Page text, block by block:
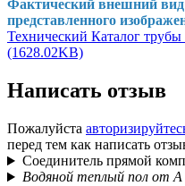
Фактический внешний вид
представленного
Технический Каталог
(1628.02KB)
Написать отзыв
Пожалуйста
перед тем как написать
Соединитель прямой
Водяной теплый пол от